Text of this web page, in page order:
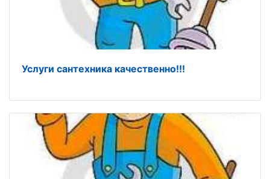
Услуги сантехника качественно!!!